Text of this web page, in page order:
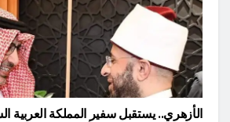
الأزهري.. يستقبل سفير المملكة العربية